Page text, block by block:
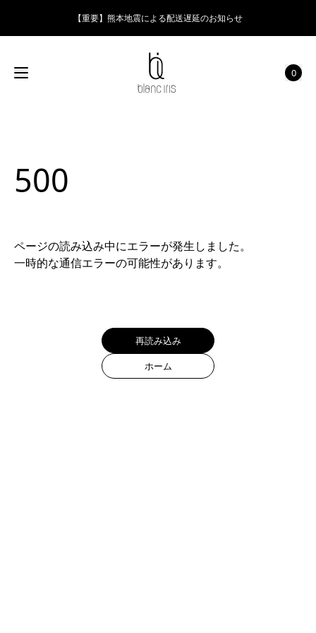
【重要】熊本地震による配送遅延のお知らせ
500
ページの読み込み中にエラーが発生しました。
一時的な通信エラーの可能性があります。
再読み込み
ホーム